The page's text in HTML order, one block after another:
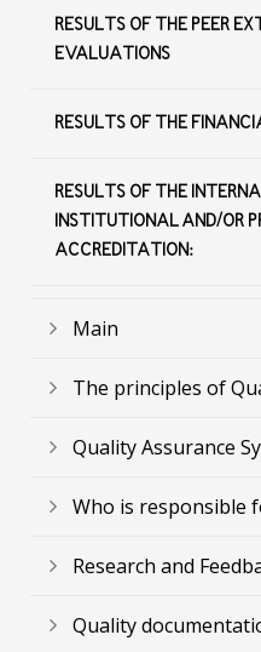
RESULTS OF THE PEER
EVALUATIONS
RESULTS OF THE
RESULTS OF THE
INSTITUTIONAL AND/OR
ACCREDITATION:
Main
The principles of
Quality Assurance
Who is responsible
Research and
Quality